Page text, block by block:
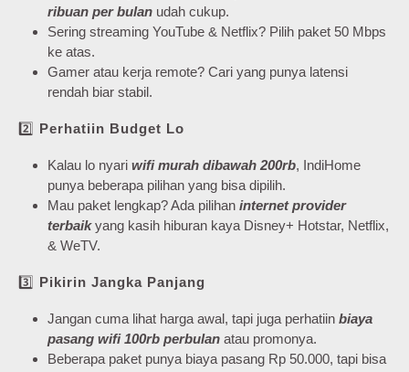
ribuan per bulan udah cukup.
Sering streaming YouTube & Netflix? Pilih paket 50 Mbps
ke atas.
Gamer atau kerja remote? Cari yang punya latensi
rendah biar stabil.
2️⃣ Perhatiin Budget Lo
Kalau lo nyari wifi murah dibawah 200rb, IndiHome
punya beberapa pilihan yang bisa dipilih.
Mau paket lengkap? Ada pilihan internet provider
terbaikyang kasih hiburan kaya Disney+ Hotstar, Netflix,
& WeTV.
3️⃣ Pikirin Jangka Panjang
Jangan cuma lihat harga awal, tapi juga perhatiin biaya
pasang wifi 100rb perbulan atau promonya.
Beberapa paket punya biaya pasang Rp 50.000, tapi bisa